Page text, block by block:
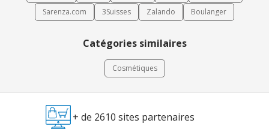
Sarenza.com
3Suisses Zalando Boulanger
Catégories similaires
Cosmétiques
+ de 2610 sites partenaires